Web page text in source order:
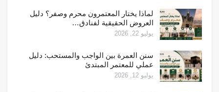
لماذا يختار المعتمرون محرم وصفر؟ دليل
العروض الحقيقية لفنادق…
يوليو 22, 2026
سنن العمرة بين الواجب والمستحب: دليل
عملي للمعتمر المبتدئ
يوليو 12, 2026